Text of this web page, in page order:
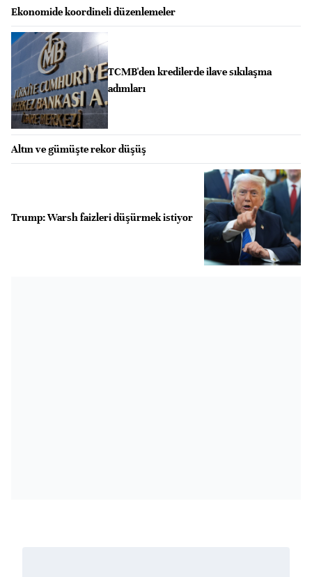
Ekonomide koordineli düzenlemeler
TCMB'den kredilerde ilave sıkılaşma
adımları
Altın ve gümüşte rekor düşüş
Trump: Warsh faizleri düşürmek istiyor